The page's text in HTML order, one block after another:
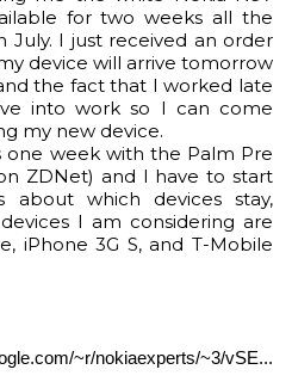
for two weeks all the
July. I just received an order
device will arrive tomorrow
the fact that I worked late
into work so I can come
my new device.
one week with the Palm Pre
ZDNet) and I have to start
about which devices stay,
I am considering are
iPhone 3G S, and T-Mobile
~r/nokiaexperts/~3/vSE...